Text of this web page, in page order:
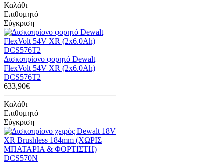
Καλάθι
Επιθυμητό
Σύγκριση
Δισκοπρίονο φορητό Dewalt
FlexVolt 54V XR (2x6.0Ah)
DCS576T2
633,90€
Καλάθι
Επιθυμητό
Σύγκριση